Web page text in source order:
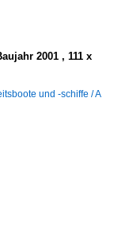
2001 , 111 x
und -schiffe / A